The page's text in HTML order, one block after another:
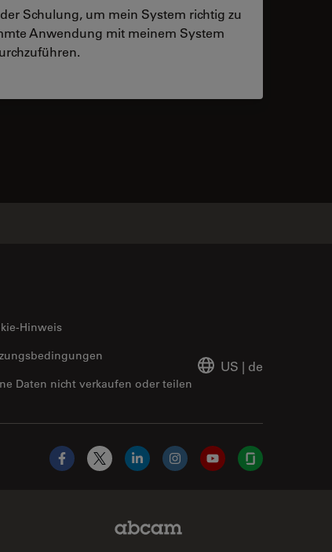
Schulung, um mein System richtig zu
Anwendung mit meinem System
Hinweis
Daten nicht verkaufen oder teilen
US | de
Facebook
X LinkedInInstagramYouTubeGlassdoor